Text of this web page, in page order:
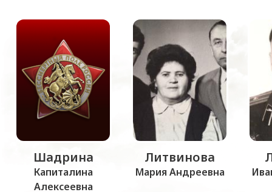
Шадрина
Капиталина
Алексеевна
Литвинова
Мария Андреевна